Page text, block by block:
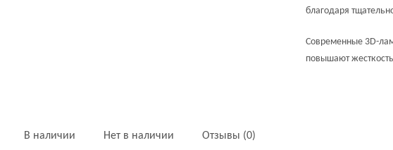
благодаря
Современные 3D-
повышают
В наличии Нет в наличии Отзывы (0)